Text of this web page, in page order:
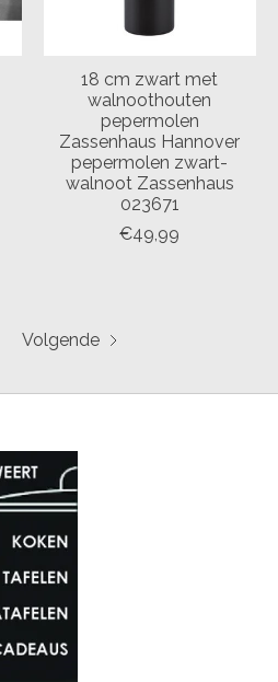
18 cm zwart met
walnoothouten
pepermolen
Zassenhaus Hannover
pepermolen zwart-
walnoot Zassenhaus
023671
€49,99
Volgende